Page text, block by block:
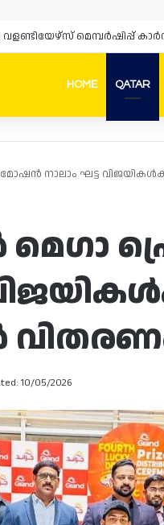
മെമ്പർഷിപ്പ്
HOME QATAR
നാലാം ഘട്ട
മെഗാ
10/05/2026